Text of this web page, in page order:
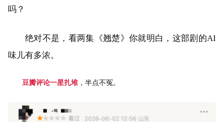
吗？
绝对不是，看两集《翘楚》你就明白，这部剧的AI
味儿有多浓。
豆瓣评论一星扎堆 ，半点不冤。